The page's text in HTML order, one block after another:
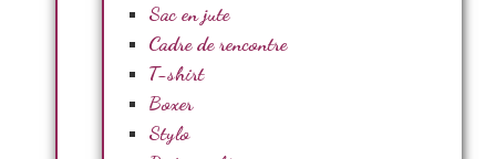
Sac en jute
Cadre de rencontre
T-shirt
Boxer
Stylo